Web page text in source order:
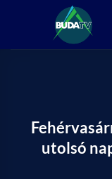
utolsó